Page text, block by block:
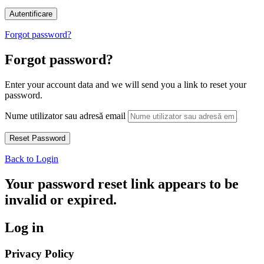
Forgot password?
Forgot password?
Enter your account data and we will send you a link to reset your
password.
Nume utilizator sau adresă email
Back to Login
Your password reset link appears to be
invalid or expired.
Log in
Privacy Policy